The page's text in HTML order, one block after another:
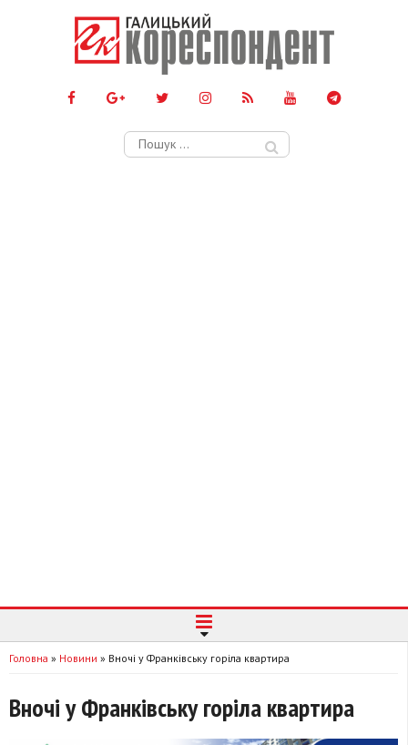
Пошук:
Головна » Новини » Вночі у Франківську горіла квартира
Вночі у Франківську горіла квартира